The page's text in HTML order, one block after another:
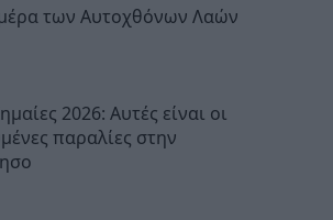
των Αυτοχθόνων Λαών
2026: Αυτές είναι οι
παραλίες στην